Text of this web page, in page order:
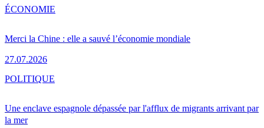
Merci la Chine : elle a sauvé l’économie mondiale
27.07.2026
ÉCONOMIE
Une enclave espagnole dépassée par l'afflux de migrants arrivant par
la mer
POLITIQUE